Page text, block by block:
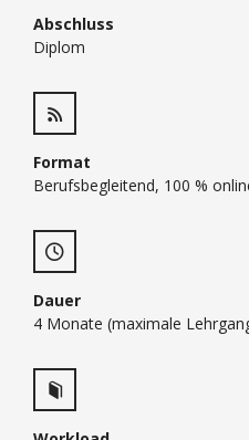
Abschluss
Diplom
Format
Berufsbegleitend, 100 %
Dauer
4 Monate (maximale